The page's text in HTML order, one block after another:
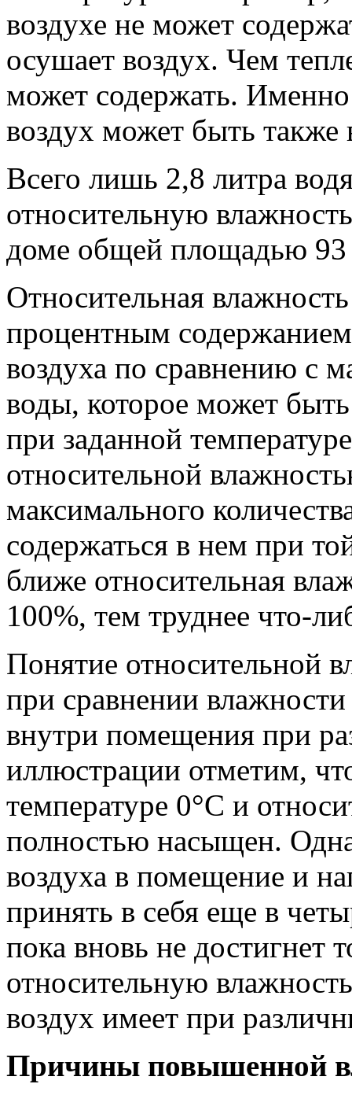
воздухе не может
осушает воздух. Чем
может содержать.
воздух может быть
Всего лишь 2,8 литра
относительную
доме общей площадью
Относительная влажность
процентным
воздуха по сравнению с
воды, которое может
при заданной
относительной
максимального
содержаться в нем при
ближе относительная
100%, тем труднее что-
Понятие относительной
при сравнении
внутри помещения при
иллюстрации отметим,
температуре 0°С и
полностью насыщен.
воздуха в помещение и
принять в себя еще в
пока вновь не
относительную
воздух имеет при
Причины повышенной